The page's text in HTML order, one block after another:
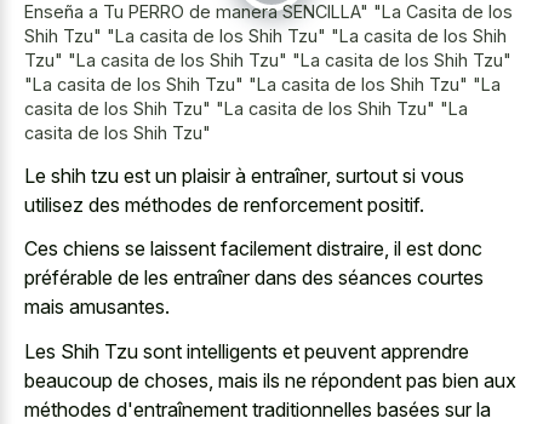
Enseña a Tu PERRO de manera SENCILLA" "La Casita de los
Shih Tzu" "La casita de los Shih Tzu" "La casita de los Shih
Tzu" "La casita de los Shih Tzu" "La casita de los Shih Tzu"
"La casita de los Shih Tzu" "La casita de los Shih Tzu" "La
casita de los Shih Tzu" "La casita de los Shih Tzu" "La
casita de los Shih Tzu"
Le shih tzu est un plaisir à entraîner, surtout si vous
utilisez des méthodes de renforcement positif.
Ces chiens se laissent facilement distraire, il est donc
préférable de les entraîner dans des séances courtes
mais amusantes.
Les Shih Tzu sont intelligents et peuvent apprendre
beaucoup de choses, mais ils ne répondent pas bien aux
méthodes d'entraînement traditionnelles basées sur la